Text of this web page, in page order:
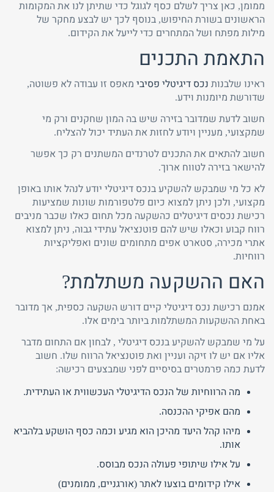
ממומן, כאן צריך לשלם כסף לגוגל כדי שתיתן לנו את המקומות
הראשונים בשורת החיפוש, בנוסף לכך יש לבצע מחקר של
מילות מפתח ושל המתחרים כדי לייעל את הקידום.
התאמת התכנים
ראינו שלבנות נכס דיגיטלי פסיבי מאפס זו עבודה לא פשוטה,
שדורשת מיומנות וידע.
חשוב לדעת שמדובר בזירה שיש בה המון שחקנים ורק מי
שמקצועי, מעניין ויודע לחזות את העתיד יכול להצליח.
חשוב להתאים את התכנים לטרנדים המשתנים רק כך אפשר
להישאר בזירה לטווח ארוך.
לא כל מי שמבקש להשקיע בנכס דיגיטלי יודע לנהל אותו באופן
מקצועי, ולכן ניתן למצוא כיום פלטפורמות שונות שמציעות
רכישת נכסים דיגיטלים כהשקעה מכל תחום כאלו שכבר מניבים
רווח קבוע וכאלו שיש להם פוטנציאל עתידי גבוה, ניתן למצוא
אתרי מכירה, סטארט אפים מתחומים שונים ואפליקציות
רווחיות.
האם ההשקעה משתלמת?
אמנם רכישת נכס דיגיטלי קיים דורש השקעה כספית, אך מדובר
באחת ההשקעות המשתלמות ביותר בימים אלו.
על מי שמבקש להשקיע בנכס דיגיטלי , לבחון אם התחום מדבר
אליו אם יש לו זיקה ועניין ואת פוטנציאל הרווח שלו. חשוב
לדעת כמה פרמטרים בסיסיים לפני שמבצעים רכישה:
מה הרווחיות של הנכס הדיגיטלי העכשווית או העתידית.
מהם אפיקי ההכנסה.
מיהו קהל היעד מהיכן הוא מגיע וכמה כסף הושקע בלהביא
אותו.
על אילו שיתופי פעולה הנכס מבוסס.
אילו קידומים בוצעו לאתר (אורגניים, ממומנים)